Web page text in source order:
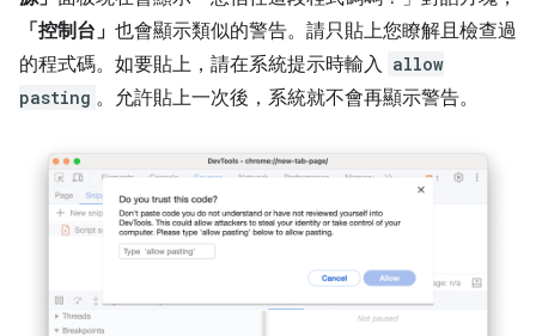
「控制台」 也會顯示類似的警告。請只貼上您瞭解且檢查過
的程式碼。如要貼上，請在系統提示時輸入 allow
pasting 。允許貼上一次後，系統就不會再顯示警告。